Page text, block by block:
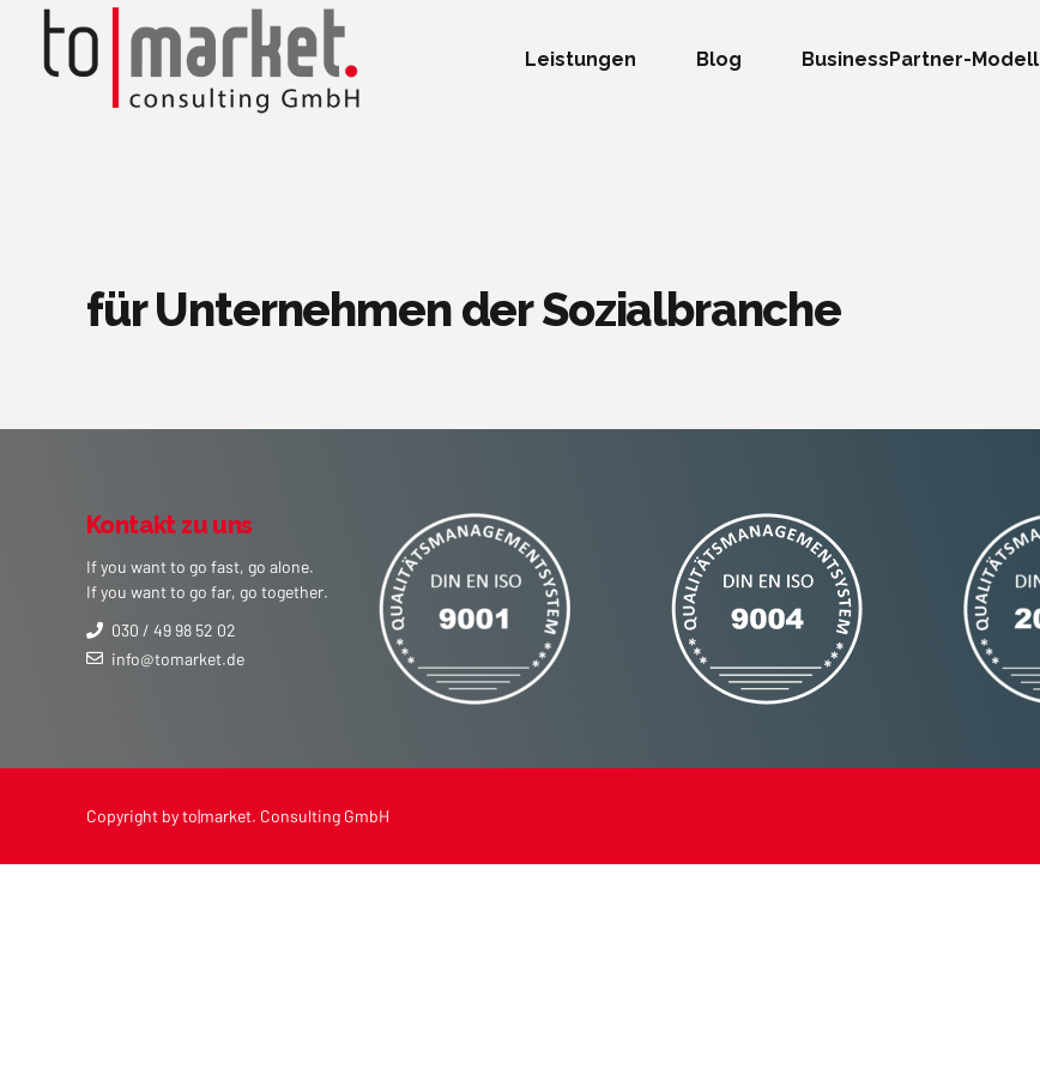
Leistungen Blog BusinessPartner-Modell
für Unternehmen der Sozialbranche
Kontakt zu uns
If you want to go fast, go alone.
If you want to go far, go together.
030 / 49 98 52 02
info@tomarket.de
Copyright by to|market. Consulting GmbH